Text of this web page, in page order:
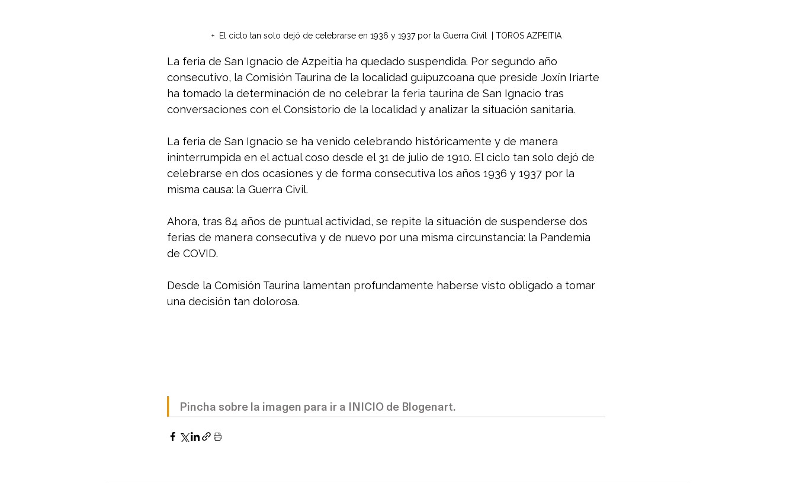
+  El ciclo tan solo dejó de celebrarse en 1936 y 1937 por la Guerra Civil  | TOROS AZPEITIA
La feria de San Ignacio de Azpeitia ha quedado suspendida. Por segundo año
consecutivo, la Comisión Taurina de la localidad guipuzcoana que preside Joxín Iriarte
ha tomado la determinación de no celebrar la feria taurina de San Ignacio tras
conversaciones con el Consistorio de la localidad y analizar la situación sanitaria.
La feria de San Ignacio se ha venido celebrando históricamente y de manera
ininterrumpida en el actual coso desde el 31 de julio de 1910. El ciclo tan solo dejó de
celebrarse en dos ocasiones y de forma consecutiva los años 1936 y 1937 por la
misma causa: la Guerra Civil.
Ahora, tras 84 años de puntual actividad, se repite la situación de suspenderse dos
ferias de manera consecutiva y de nuevo por una misma circunstancia: la Pandemia
de COVID.
Desde la Comisión Taurina lamentan profundamente haberse visto obligado a tomar
una decisión tan dolorosa.
Pincha sobre la imagen para ir a INICIO de Blogenart.